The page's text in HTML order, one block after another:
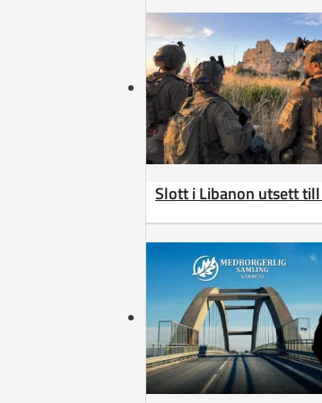
Slott i Libanon utsett